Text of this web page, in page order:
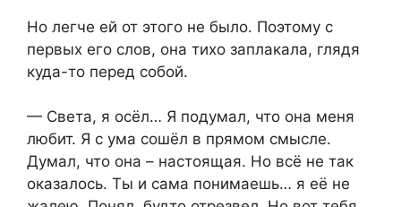
Но легче ей от этого не было. Поэтому с
первых его слов, она тихо заплакала, глядя
куда-то перед собой.
— Света, я осёл… Я подумал, что она меня
любит. Я с ума сошёл в прямом смысле.
Думал, что она – настоящая. Но всё не так
оказалось. Ты и сама понимаешь… я её не